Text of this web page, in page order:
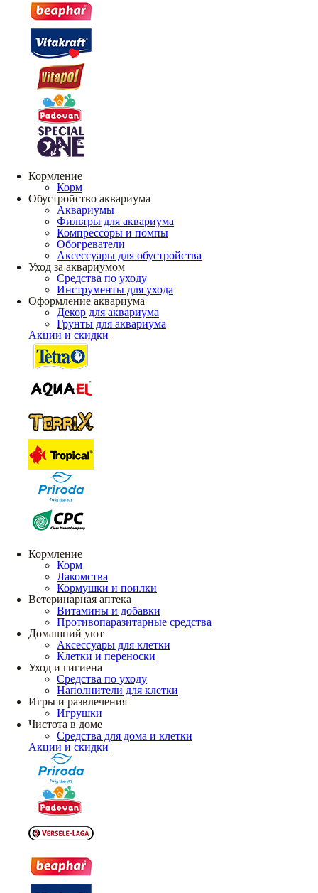
Кормление
Корм
Обустройство аквариума
Аквариумы
Фильтры для аквариума
Компрессоры и помпы
Обогреватели
Аксессуары для обустройства
Уход за аквариумом
Средства по уходу
Инструменты для ухода
Оформление аквариума
Декор для аквариума
Грунты для аквариума
Акции и скидки
Кормление
Корм
Лакомства
Кормушки и поилки
Ветеринарная аптека
Витамины и добавки
Противопаразитарные средства
Домашний уют
Аксессуары для клетки
Клетки и переноски
Уход и гигиена
Средства по уходу
Наполнители для клетки
Игры и развлечения
Игрушки
Чистота в доме
Средства для дома и клетки
Акции и скидки